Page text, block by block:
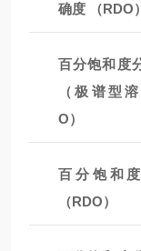
确度 （RDO）
百分饱和度
（极谱型
O）
百分饱和
（RDO）